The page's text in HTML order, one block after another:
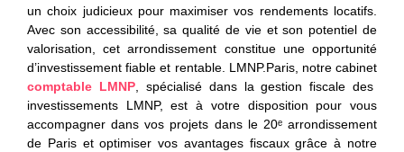
un choix judicieux pour maximiser vos rendements locatifs.
Avec son accessibilité, sa qualité de vie et son potentiel de
valorisation, cet arrondissement constitue une opportunité
d’investissement fiable et rentable. LMNP.Paris, notre cabinet
comptable LMNP, spécialisé dans la gestion fiscale des
investissements LMNP, est à votre disposition pour vous
accompagner dans vos projets dans le 20ᵉ arrondissement
de Paris et optimiser vos avantages fiscaux grâce à notre